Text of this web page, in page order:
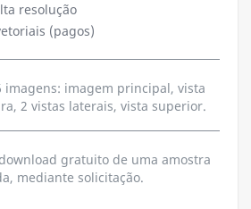
resolução
(pagos)
imagens: imagem principal, vista
2 vistas laterais, vista superior.
gratuito de uma amostra
mediante solicitação.